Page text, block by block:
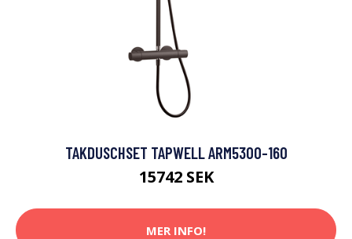
TAKDUSCHSET TAPWELL ARM5300-160
15742 SEK
MER INFO!